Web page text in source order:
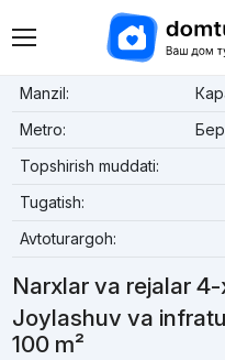
Manzil:
Metro:
Topshirish muddati:
Tugatish:
Avtoturargoh:
Narxlar va rejalar
Joylashuv va
100 m²